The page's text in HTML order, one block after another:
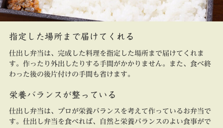
指定した場所まで届けてくれる
仕出し弁当は、完成した料理を指定した場所まで届けてくれま
す。作ったり外出したりする手間がかかりません。また、食べ終
わった後の後片付けの手間も省けます。
栄養バランスが整っている
仕出し弁当は、プロが栄養バランスを考えて作っているお弁当で
す。仕出し弁当を食べれば、自然と栄養バランスのよい食事がで